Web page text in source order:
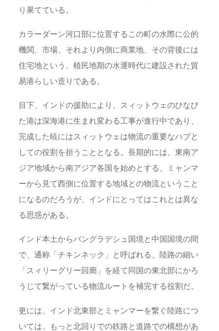
り果てている。
カラーダーン河口部に位置するこの町の水際に公的
機関、市場、それより内側に商業地、その背後には
住宅地という、植民地期の水運時代に建設された貿
易港らしい造りである。
目下、インドの援助により、スィットウェのひなび
た港は深海港に生まれ変わる工事が進行中であり、
完成した暁にはスィットウェは物流の重要なハブと
しての役割を担うこととなる。長期的には、東南ア
ジア地域から南アジア各国を始めとする、ミャンマ
ーから見て西側に位置する地域との物流ということ
になるのだろうが、インドにとってはこれとは異な
る思惑がある。
インド本土からバングラデシュ国境と中国国境の間
で、通称「チキンネック」と呼ばれる、陸路の細い
「スィリーグリー回廊」を経て同国の東北部にかろ
うじて繋がっている物流ルートを補完する役割だ。
更には、インド北東部とミャンマーを繋ぐ陸路につ
いては、もっと北回りでの鉄路と道路での構想があ